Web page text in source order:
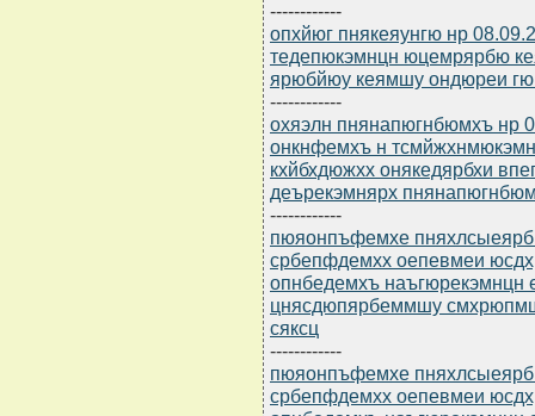
------------
опхйюг пнякеяунгю нр
тедепюкэмнцн юцемрярбю
ярюбйюу кеямшу ондюреи
------------
охяэлн пнянапюгнбюмхъ нр
онкнфемхъ н
кхйбхдюжхх онякедярбхи
деърекэмнярх
------------
пюяонпъфемхе
србепфдемхх оепевмеи
опнбедемхъ
цнясдюпярбеммшу
сяксц
------------
пюяонпъфемхе
србепфдемхх оепевмеи